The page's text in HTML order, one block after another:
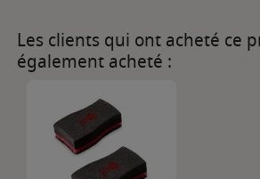
Les clients qui ont acheté ce
également acheté :